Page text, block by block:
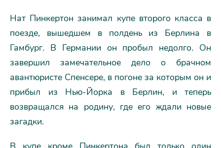
Нат Пинкертон занимал купе второго класса в
поезде, вышедшем в полдень из Берлина в
Гамбург. В Германии он пробыл недолго. Он
завершил замечательное дело о брачном
авантюристе Спенсере, в погоне за которым он и
прибыл из Нью-Йорка в Берлин, и теперь
возвращался на родину, где его ждали новые
загадки.